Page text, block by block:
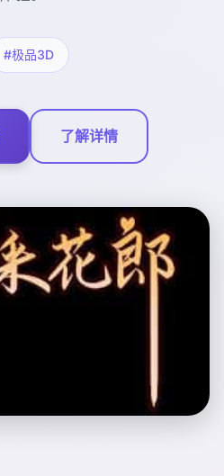
#极品3D
了解详情